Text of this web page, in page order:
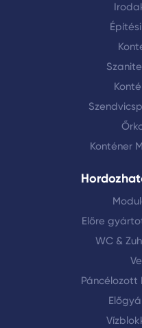
Konténer
Előre
WC &
Páncélozott